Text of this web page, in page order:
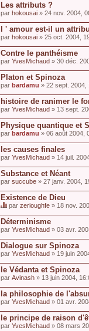
Les attributs ?
par hokousai » 24 nov. 2004,
l ' amour est-il un
par hokousai » 25 oct. 2004,
Contre le panthéisme
par YvesMichaud » 30 déc.
Platon et Spinoza
par bardamu » 22 sept. 2004,
histoire de ranimer le
par YvesMichaud » 13 sept.
Physique quantique et
par bardamu » 06 août 2004,
les causes finales
par YvesMichaud » 14 juil.
Substance et Néant
par succube » 27 janv. 2004,
Existence de Dieu
C
e
s
u
j
e
t
u
s
o
n
d
a
g
e
par zerioughfe » 18 nov.
Déterminisme
par YvesMichaud » 03 avr.
Dialogue sur Spinoza
par YvesMichaud » 19 juin
le Védanta et Spinoza
par Avinash » 13 juin 2004,
la philosophie de
par YvesMichaud » 01 avr.
le principe de raison
par YvesMichaud » 08 mars